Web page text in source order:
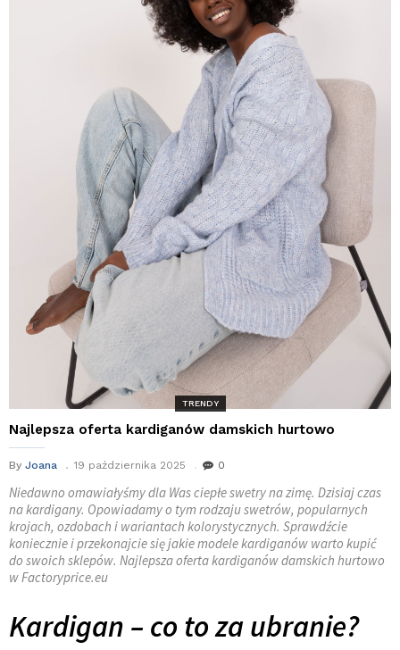
TRENDY
Najlepsza oferta kardiganów damskich hurtowo
By Joana 19 października 2025 0
Niedawno omawiałyśmy dla Was ciepłe swetry na zimę. Dzisiaj czas
na kardigany. Opowiadamy o tym rodzaju swetrów, popularnych
krojach, ozdobach i wariantach kolorystycznych. Sprawdźcie
koniecznie i przekonajcie się jakie modele kardiganów warto kupić
do swoich sklepów. Najlepsza oferta kardiganów damskich hurtowo
w Factoryprice.eu
Kardigan – co to za ubranie?